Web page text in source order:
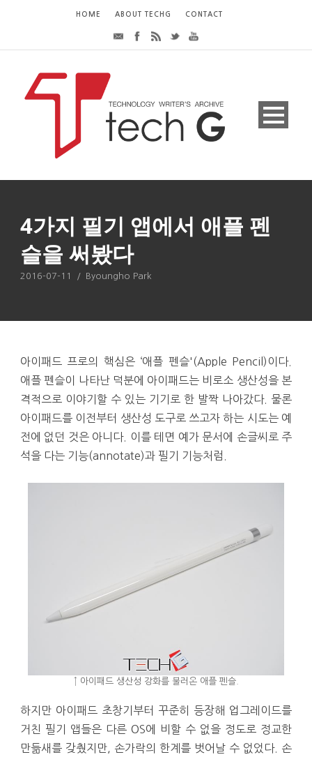
HOME ABOUT TECHG CONTACT
4가지 필기 앱에서 애플 펜
슬을 써봤다
2016-07-11 / Byoungho Park
아이패드 프로의 핵심은 ‘애플 펜슬'(Apple Pencil)이다.
애플 펜슬이 나타난 덕분에 아이패드는 비로소 생산성을 본
격적으로 이야기할 수 있는 기기로 한 발짝 나아갔다. 물론
아이패드를 이전부터 생산성 도구로 쓰고자 하는 시도는 예
전에 없던 것은 아니다. 이를 테면 예가 문서에 손글씨로 주
석을 다는 기능(annotate)과 필기 기능처럼.
↑ 아이패드 생산성 강화를 불러온 애플 펜슬.
하지만 아이패드 초창기부터 꾸준히 등장해 업그레이드를
거친 필기 앱들은 다른 OS에 비할 수 없을 정도로 정교한
만듦새를 갖췄지만, 손가락의 한계를 벗어날 수 없었다. 손